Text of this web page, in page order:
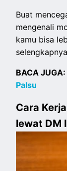
Buat
mengenali
kamu bisa
BACA
Palsu
Cara
lewat DM